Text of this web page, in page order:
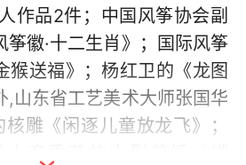
作品2件；中国风筝协会副
筝徽·十二生肖》；国际风筝
猴送福》；杨红卫的《龙图
,山东省工艺美术大师张国华
雕《闲逐儿童放龙飞》；